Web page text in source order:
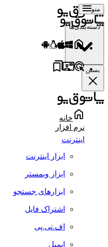
منو
دسته‌بندی‌ها
بستن
خانه
نرم افزار
اینترنت
ابزار اینترنت
ابزار وبمستر
ابزارهای جستجو
اشتراک فایل
اف.تی.پی
ایمیل